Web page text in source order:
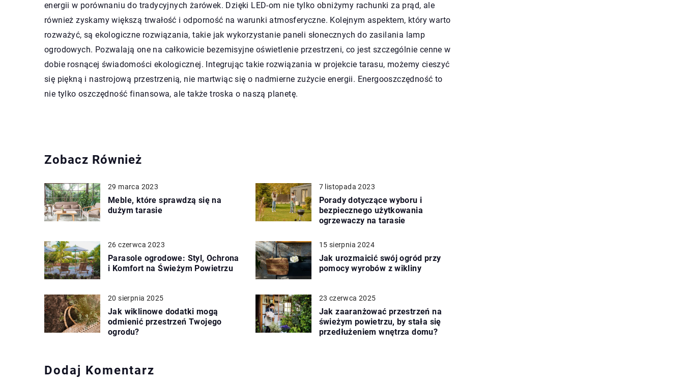
energii w porównaniu do tradycyjnych żarówek. Dzięki LED-om nie tylko obniżymy rachunki za prąd, ale
również zyskamy większą trwałość i odporność na warunki atmosferyczne. Kolejnym aspektem, który warto
rozważyć, są ekologiczne rozwiązania, takie jak wykorzystanie paneli słonecznych do zasilania lamp
ogrodowych. Pozwalają one na całkowicie bezemisyjne oświetlenie przestrzeni, co jest szczególnie cenne w
dobie rosnącej świadomości ekologicznej. Integrując takie rozwiązania w projekcie tarasu, możemy cieszyć
się piękną i nastrojową przestrzenią, nie martwiąc się o nadmierne zużycie energii. Energooszczędność to
nie tylko oszczędność finansowa, ale także troska o naszą planetę.
Zobacz Również
29 marca 2023
Meble, które sprawdzą się na
dużym tarasie
7 listopada 2023
Porady dotyczące wyboru i
bezpiecznego użytkowania
ogrzewaczy na tarasie
26 czerwca 2023
Parasole ogrodowe: Styl, Ochrona
i Komfort na Świeżym Powietrzu
15 sierpnia 2024
Jak urozmaicić swój ogród przy
pomocy wyrobów z wikliny
20 sierpnia 2025
Jak wiklinowe dodatki mogą
odmienić przestrzeń Twojego
ogrodu?
23 czerwca 2025
Jak zaaranżować przestrzeń na
świeżym powietrzu, by stała się
przedłużeniem wnętrza domu?
Dodaj Komentarz